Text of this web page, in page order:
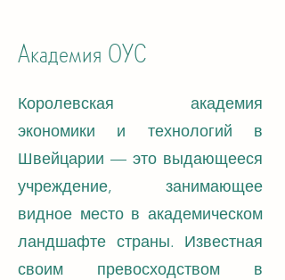
Академия ОУС
Королевская академия
экономики и технологий в
Швейцарии — это выдающееся
учреждение, занимающее
видное место в академическом
ландшафте страны. Известная
своим превосходством в